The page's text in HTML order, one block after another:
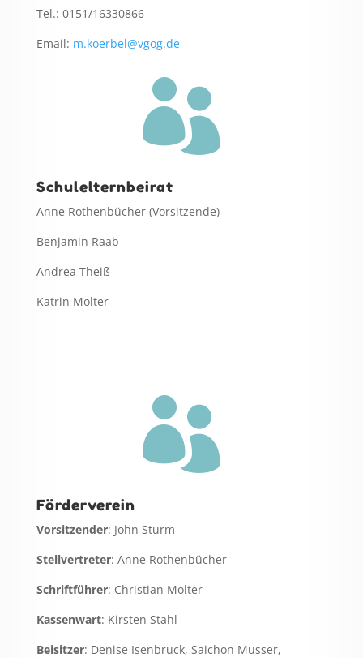
Tel.: 0151/16330866
Email: m.koerbel@vgog.de

Schulelternbeirat
Anne Rothenbücher (Vorsitzende)
Benjamin Raab
Andrea Theiß
Katrin Molter

Förderverein
Vorsitzender: John Sturm
Stellvertreter: Anne Rothenbücher
Schriftführer: Christian Molter
Kassenwart: Kirsten Stahl
Beisitzer: Denise Isenbruck, Saichon Musser,